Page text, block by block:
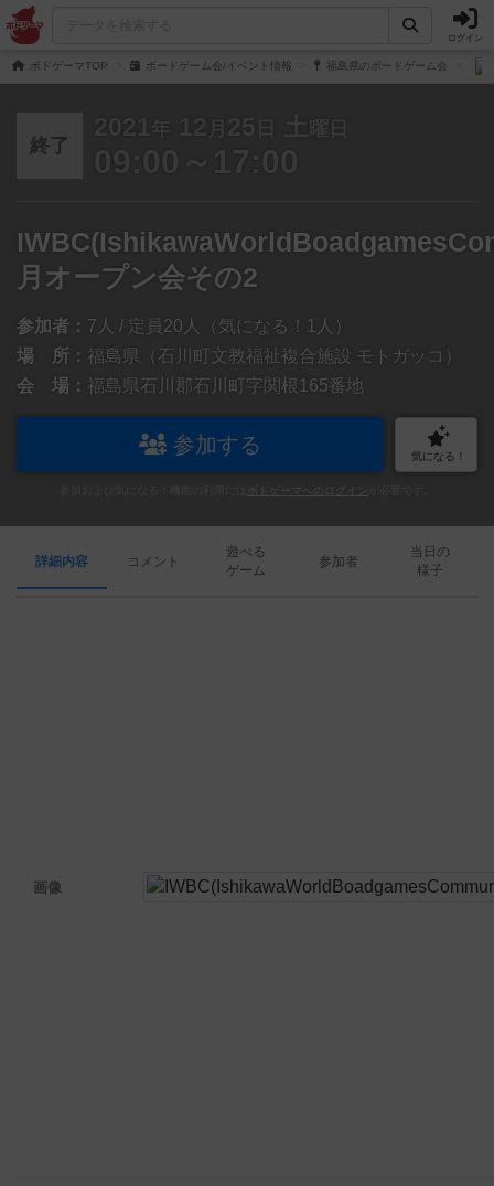
ログイン
ボドゲーマTOP ボードゲーム会/イベント情報 福島県のボードゲーム会
終了
2021 年 12 月 25 日 土 曜日
09:00～17:00
月オープン会その2
参加者： 7人 / 定員20人（気になる！1人）
場 所： 福島県（石川町文教福祉複合施設 モトガッコ）
会 場： 福島県石川郡石川町字関根165番地
参加する 気になる！
ボドゲーマへのログイン
詳細内容 コメント
遊べる
ゲーム
参加者
当日の
様子
画像